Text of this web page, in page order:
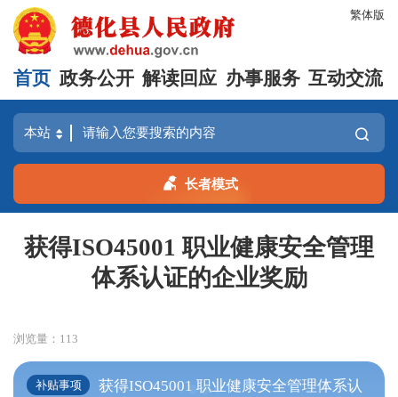
繁体版
首页 政务公开 解读回应 办事服务 互动交流
长者模式
获得ISO45001 职业健康安全管理
体系认证的企业奖励
浏览量： 113
补贴事项
获得ISO45001 职业健康安全管理体系认